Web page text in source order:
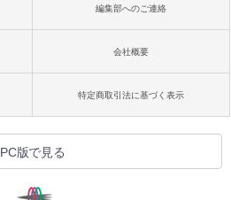
編集部へのご連絡
会社概要
特定商取引法に基づく表示
PC版で見る